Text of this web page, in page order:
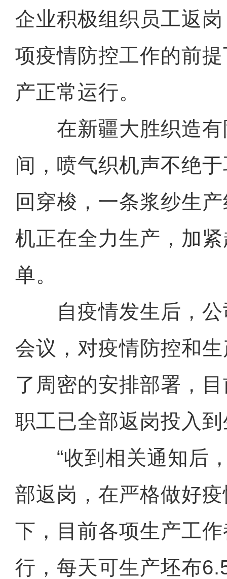
企业积极组织员工返
项疫情防控工作的前
产正常运行。
在新疆大胜织造有
间，喷气织机声不绝
回穿梭，一条浆纱生
机正在全力生产，加
单。
自疫情发生后，公
会议，对疫情防控和
了周密的安排部署，
职工已全部返岗投入
“收到相关通知后，
部返岗，在严格做好
下，目前各项生产工
行，每天可生产坯布